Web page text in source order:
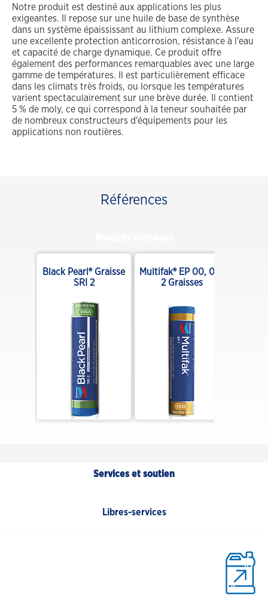
Notre produit est destiné aux applications les plus
exigeantes. Il repose sur une huile de base de synthèse
dans un système épaississant au lithium complexe. Assure
une excellente protection anticorrosion, résistance à l'eau
et capacité de charge dynamique. Ce produit offre
également des performances remarquables avec une large
gamme de températures. Il est particulièrement efficace
dans les climats très froids, ou lorsque les températures
varient spectaculairement sur une brève durée. Il contient
5 % de moly, ce qui correspond à la teneur souhaitée par
de nombreux constructeurs d'équipements pour les
applications non routières.
Références
Black Pearl® Graisse
SRI 2
Multifak® EP 00, 0, 1,
2 Graisses
Services et soutien
Libres-services